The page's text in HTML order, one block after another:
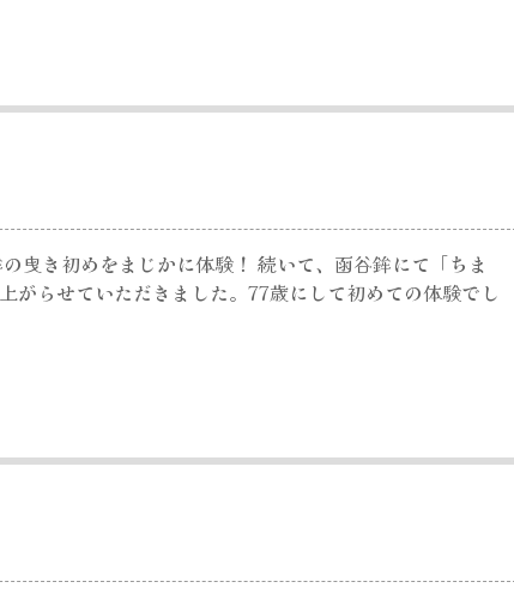
曳き初めをまじかに体験！ 続いて、函谷鉾にて「ちま
がらせていただきました。77歳にして初めての体験でし